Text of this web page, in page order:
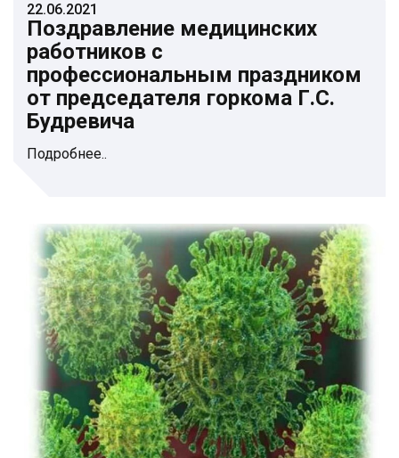
22.06.2021
Поздравление медицинских
работников с
профессиональным праздником
от председателя горкома Г.С.
Будревича
Подробнее..